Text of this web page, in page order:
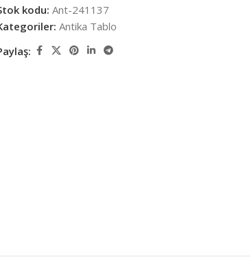
kodu: Ant-241137
Antika Tablo